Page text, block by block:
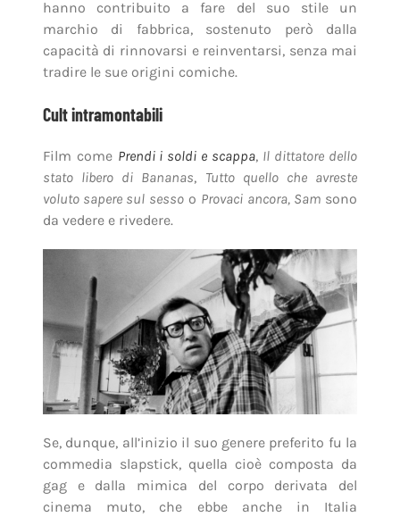
hanno contribuito a fare del suo stile un
marchio di fabbrica, sostenuto però dalla
capacità di rinnovarsi e reinventarsi, senza mai
tradire le sue origini comiche.
Cult intramontabili
Film come Prendi i soldi e scappa, Il dittatore dello
stato libero di Bananas, Tutto quello che avreste
voluto sapere sul sessoo Provaci ancora, Samsono
da vedere e rivedere.
Se, dunque, all’inizio il suo genere preferito fu la
commedia slapstick, quella cioè composta da
gag e dalla mimica del corpo derivata del
cinema muto, che ebbe anche in Italia